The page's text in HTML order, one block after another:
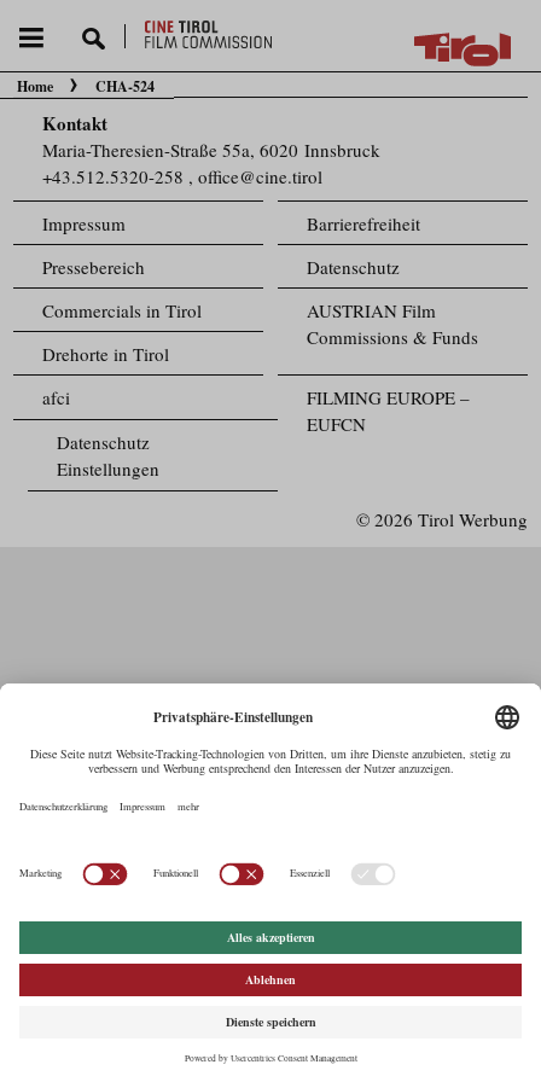
Sie befinden sich hier:
Home CHA-524
Kontakt
Maria-Theresien-Straße 55a, 6020 Innsbruck
+43.512.5320-258 ,office@cine.tirol
Impressum
Barrierefreiheit
Pressebereich
Datenschutz
Commercials in Tirol
AUSTRIAN Film
Commissions & Funds
Drehorte in Tirol
FILMING EUROPE –
EUFCN
afci
Datenschutz
Einstellungen
© 2026 Tirol Werbung